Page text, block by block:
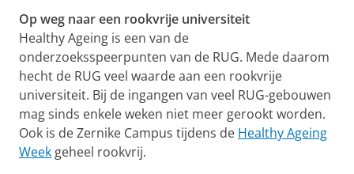
Op weg naar een rookvrije universiteit
Healthy Ageing is een van de
onderzoeksspeerpunten van de RUG. Mede daarom
hecht de RUG veel waarde aan een rookvrije
universiteit. Bij de ingangen van veel RUG-gebouwen
mag sinds enkele weken niet meer gerookt worden.
Ook is de Zernike Campus tijdens de Healthy Ageing
Week geheel rookvrij.